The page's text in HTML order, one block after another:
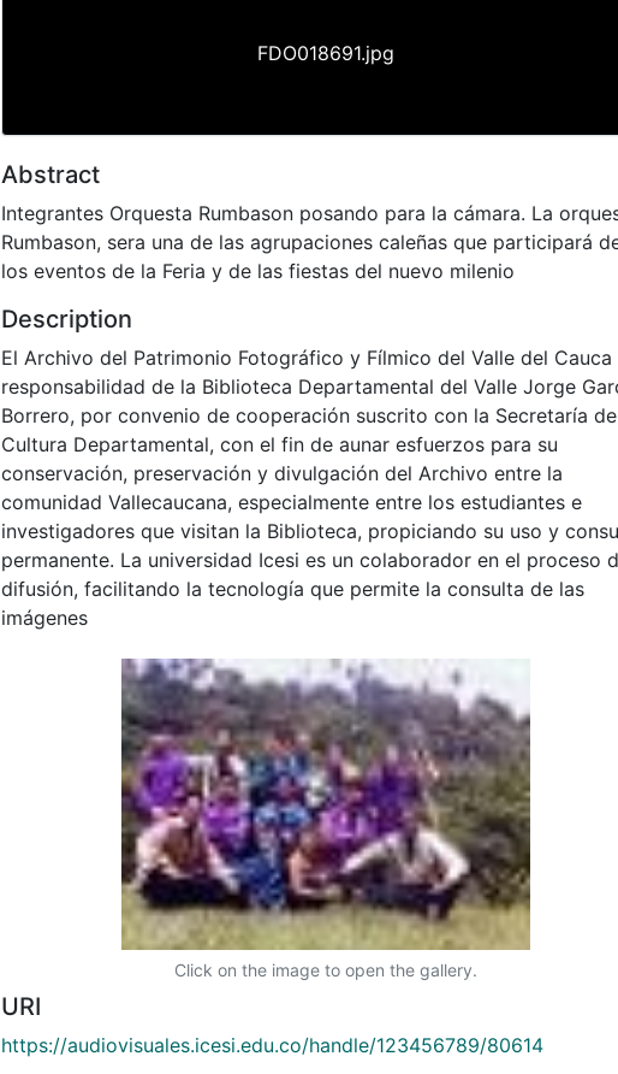
FDO018691.jpg
Abstract
Integrantes Orquesta Rumbason posando para la cámara. La
Rumbason, sera una de las agrupaciones caleñas que participará
los eventos de la Feria y de las fiestas del nuevo milenio
Description
El Archivo del Patrimonio Fotográfico y Fílmico del Valle del Cauca
responsabilidad de la Biblioteca Departamental del Valle Jorge
Borrero, por convenio de cooperación suscrito con la Secretaría de
Cultura Departamental, con el fin de aunar esfuerzos para su
conservación, preservación y divulgación del Archivo entre la
comunidad Vallecaucana, especialmente entre los estudiantes e
investigadores que visitan la Biblioteca, propiciando su uso y
permanente. La universidad Icesi es un colaborador en el proceso
difusión, facilitando la tecnología que permite la consulta de las
imágenes
Click on the image to open the gallery.
URI
https://audiovisuales.icesi.edu.co/handle/123456789/80614